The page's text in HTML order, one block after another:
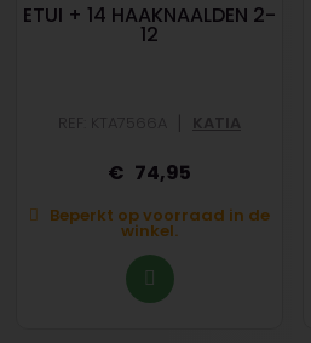
ETUI + 14 HAAKNAALDEN 2-
12
REF: KTA7566A | KATIA
74,95
Beperkt op voorraad in de
winkel.